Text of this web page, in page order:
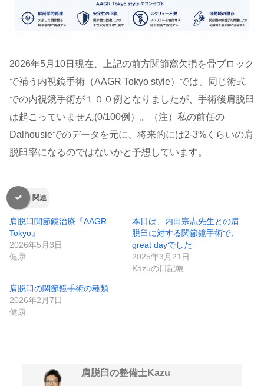
2026年5月10日現在、上記の前方関節窩欠損を骨ブロック
で補う内視鏡手術（AAGR Tokyo style）では、同じ術式
での内視鏡手術が１００例となりましたが、手術後肩脱臼
は起こっていません(0/100例）。（注）私の前任の
Dalhousieでのデータを元に、将来的には2-3%くらいの肩
脱臼率になるのではないかと予想しています。
関連
肩脱臼関節鏡治療『AAGR
Tokyo』
2026年5月3日
健康
本日は、内田宗志先生との肩
脱臼に対する関節鏡手術で、
great dayでした
2025年3月21日
Kazuの日記帳
肩脱臼の関節鏡手術の種類
2026年2月7日
健康
肩脱臼の整備士Kazu